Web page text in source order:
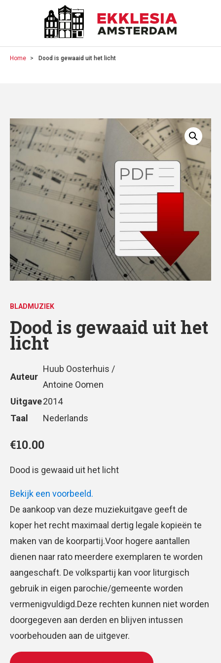
Home Dood is gewaaid uit het licht
BLADMUZIEK
Dood is gewaaid uit het
licht
Auteur
Huub Oosterhuis /
Antoine Oomen
Uitgave2014
Taal
Nederlands
€10.00
Dood is gewaaid uit het licht
Bekijk een voorbeeld.
De aankoop van deze muziekuitgave geeft de
koper het recht maximaal dertig legale kopieën te
maken van de koorpartij.Voor hogere aantallen
dienen naar rato meerdere exemplaren te worden
aangeschaft. De volkspartij kan voor liturgisch
gebruik in eigen parochie/gemeente worden
vermenigvuldigd.Deze rechten kunnen niet worden
doorgegeven aan derden en blijven intussen
voorbehouden aan de uitgever.